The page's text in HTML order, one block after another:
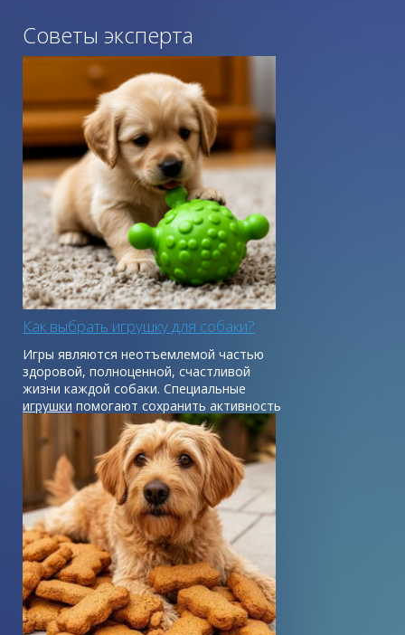
Советы эксперта
Как выбрать игрушку для собаки?
Игры являются неотъемлемой частью
здоровой, полноценной, счастливой
жизни каждой собаки. Специальные
игрушки помогают сохранить активность
и жизнерадостность питомца.